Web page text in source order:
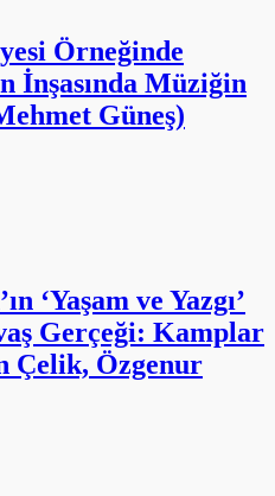
Örneğinde
İnşasında Müziğin
Güneş)
‘Yaşam ve Yazgı’
Gerçeği: Kamplar
Çelik, Özgenur